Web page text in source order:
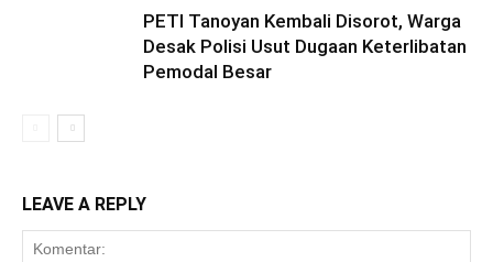
PETI Tanoyan Kembali Disorot, Warga
Desak Polisi Usut Dugaan Keterlibatan
Pemodal Besar
LEAVE A REPLY